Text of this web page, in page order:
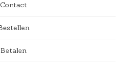
Contact
Betalen